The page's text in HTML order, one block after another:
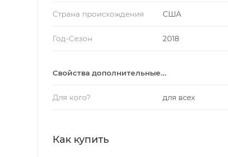
Страна происхождения США
Год-Сезон 2018
Свойства дополнительные...
Для кого? для всех
Как купить